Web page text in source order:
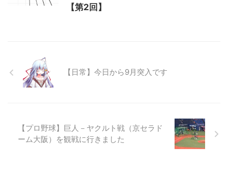
【第2回】
【日常】今日から9月突入です
【プロ野球】巨人－ヤクルト戦（京セラド
ーム大阪）を観戦に行きました